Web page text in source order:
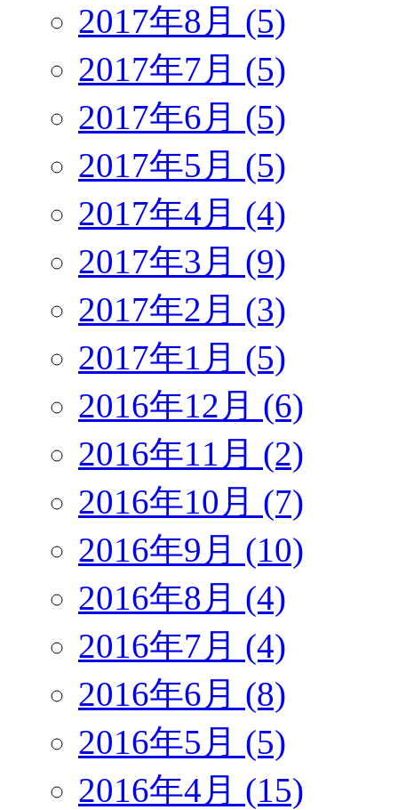
2017年8月 (5)
2017年7月 (5)
2017年6月 (5)
2017年5月 (5)
2017年4月 (4)
2017年3月 (9)
2017年2月 (3)
2017年1月 (5)
2016年12月 (6)
2016年11月 (2)
2016年10月 (7)
2016年9月 (10)
2016年8月 (4)
2016年7月 (4)
2016年6月 (8)
2016年5月 (5)
2016年4月 (15)